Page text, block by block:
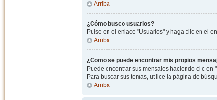
Arriba
¿Cómo busco usuarios?
Pulse en el enlace "Usuarios" y haga clic en el
Arriba
¿Como se puede encontrar mis propios
Puede encontrar sus mensajes haciendo clic en
Para buscar sus temas, utilice la página de
Arriba